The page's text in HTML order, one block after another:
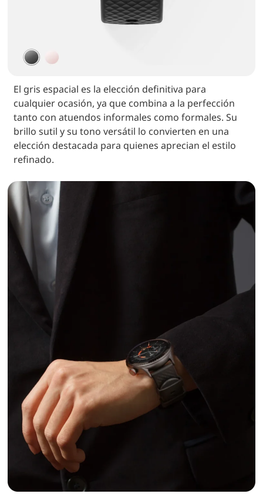
El gris espacial es la elección definitiva para
cualquier ocasión, ya que combina a la perfección
tanto con atuendos informales como formales. Su
brillo sutil y su tono versátil lo convierten en una
elección destacada para quienes aprecian el estilo
refinado.